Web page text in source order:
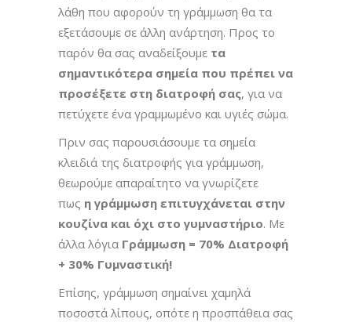
λάθη που αφορούν τη γράμμωση θα τα
εξετάσουμε σε άλλη ανάρτηση. Προς το
παρόν θα σας αναδείξουμε τα
σημαντικότερα σημεία που πρέπει να
προσέξετε στη διατροφή σας, για να
πετύχετε ένα γραμμωμένο και υγιές σώμα.
Πριν σας παρουσιάσουμε τα σημεία
κλειδιά της διατροφής για γράμμωση,
θεωρούμε απαραίτητο να γνωρίζετε
πως η γράμμωση επιτυγχάνεται στην
κουζίνα και όχι στο γυμναστήριο. Με
άλλα λόγια Γράμμωση = 70% Διατροφή
+ 30% Γυμναστική!
Επίσης, γράμμωση σημαίνει χαμηλά
ποσοστά λίπους, οπότε η προσπάθεια σας